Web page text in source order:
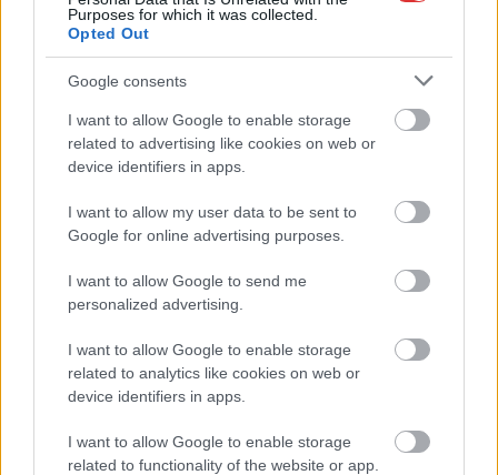
Purposes for which it was collected.
Opted Out
Google consents
I want to allow Google to enable storage
related to advertising like cookies on web or
device identifiers in apps.
I want to allow my user data to be sent to
Google for online advertising purposes.
I want to allow Google to send me
personalized advertising.
I want to allow Google to enable storage
related to analytics like cookies on web or
device identifiers in apps.
I want to allow Google to enable storage
related to functionality of the website or app.
büntetőügyében, vesztegetés miatt 3 év letöltendőt kaphat és
ez csak az egyik botrány
Problémák egész Jász-Nagykun-Szolnok megyében: egyre
Szolnokon egy kulcsfontosságú körforgalmat részlegesen
lezárnak a napokban, a közlekedés az átlagost is meghaladó
Elromlott a biztosítóberendezés a ceglédi vasútvonalon,
kimaradás is előfordult
Országos ellenőrzés indult a hazai akkumulátoripari
üzemekben
Az idei év leglassabb növekedését hozta a június a
kiskereskedelemben